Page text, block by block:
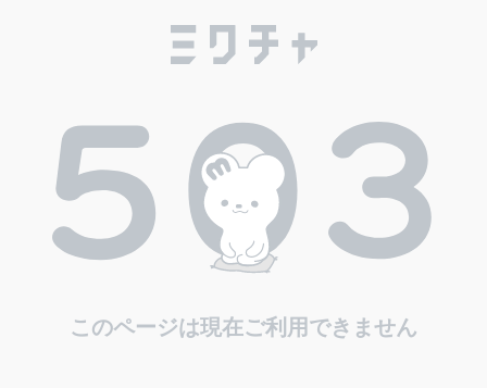
このページは現在ご利用できません